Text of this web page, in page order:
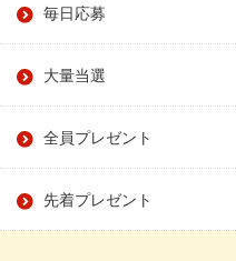
毎日応募
大量当選
全員プレゼント
先着プレゼント